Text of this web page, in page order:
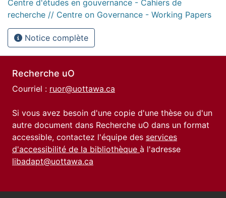
Centre d'études en gouvernance - Cahiers de
recherche // Centre on Governance - Working Papers
Notice complète
Recherche uO
Courriel : ruor@uottawa.ca
Si vous avez besoin d'une copie d'une thèse ou d'un
autre document dans Recherche uO dans un format
accessible, contactez l'équipe des services
d'accessibilité de la bibliothèque à l'adresse
libadapt@uottawa.ca